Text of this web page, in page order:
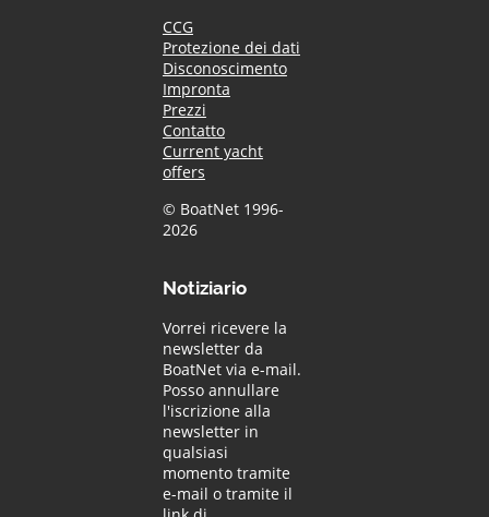
CCG
Protezione dei dati
Disconoscimento
Impronta
Prezzi
Contatto
Current yacht
offers
© BoatNet 1996-
2026
Notiziario
Vorrei ricevere la
newsletter da
BoatNet via e-mail.
Posso annullare
l'iscrizione alla
newsletter in
qualsiasi
momento tramite
e-mail o tramite il